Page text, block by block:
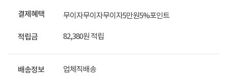
결제혜택 무이자무이자무이자5만원5%포인트
적립금 82,380원 적립
배송정보 업체직배송